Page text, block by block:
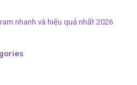
nhanh và hiệu quả nhất 2026